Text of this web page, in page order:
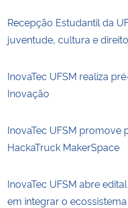
Recepção Estudantil da
juventude, cultura e
InovaTec UFSM realiza
Inovação
InovaTec UFSM promove
HackaTruck MakerSpace
InovaTec UFSM abre
em integrar o